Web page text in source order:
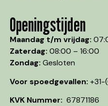
Openingstijden
Maandag t/m vrijdag:
Zaterdag: 08:00 – 16:00
Zondag: Gesloten
Voor spoedgevallen:
KVK Nummer: 67871186